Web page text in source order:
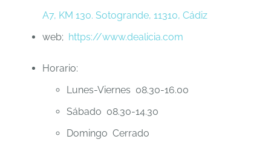
A7, KM 130. Sotogrande, 11310, Cádiz
web; https://www.dealicia.com
Horario:
Lunes-Viernes 08.30-16.00
Sábado 08.30-14.30
Domingo Cerrado